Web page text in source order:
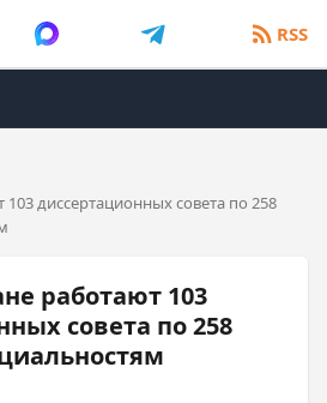
RSS
диссертационных совета по 258
работают 103
совета по 258